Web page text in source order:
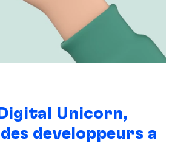
Unicorn,
développeurs à